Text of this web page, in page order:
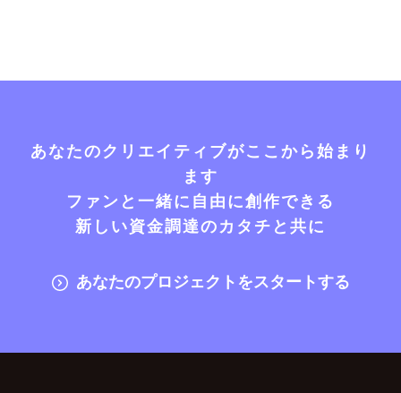
あなたのクリエイティブがここから始まり
ます
ファンと一緒に自由に創作できる
新しい資金調達のカタチと共に
あなたのプロジェクトをスタートする